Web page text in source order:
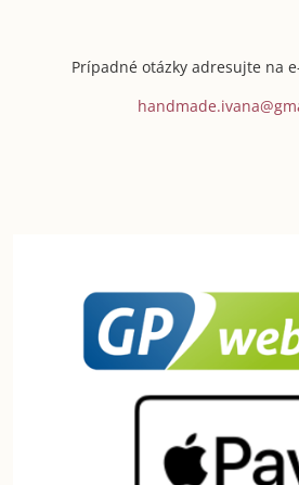
Prípadné otázky adresujte na